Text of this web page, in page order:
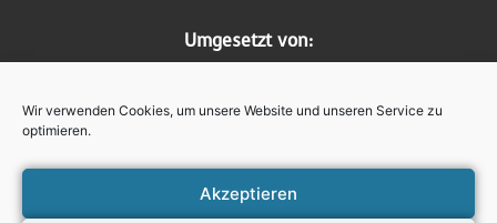
Wir verwenden Cookies, um unsere Website und unseren Service zu
optimieren.
Akzeptieren
Umgesetzt von: